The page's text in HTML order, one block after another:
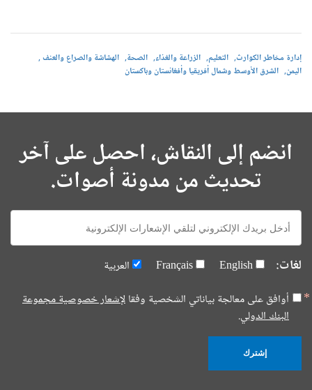
إدارة مخاطر الكوارث التعليم الزراعة والغذاء الصحة الهشاشة والصراع والعنف
اليمن الشرق الأوسط وشمال أفريقيا وأفغانستان وباكستان
انضم إلى النقاش، احصل على آخر
تحديث من مدونة أصوات.
E-
mail:
لغات: English
Français
العربية
أوافق على معالجة بياناتي الشخصية وفقالإشعار خصوصية مجموعة
البنك الدولي.
إشترك